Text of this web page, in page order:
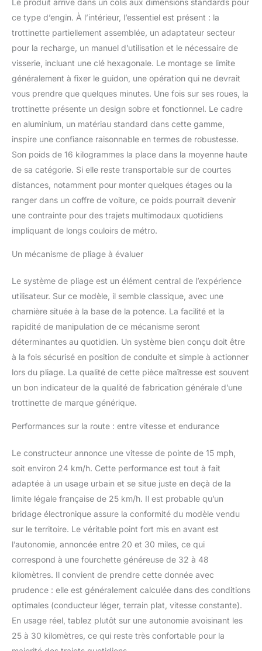
scooter électrique B16 F8
Pro convient aux adultes
et aux adolescents
jusqu'à 220lbs. Installez
rapidement les quelques
vis et votre vélo est prêt à
partir ! Parfait pour les
déplacements quotidiens
ou les petits trajets
【Gardez votre sécurité】
Les phares à allumage
permettent d'être visible la
nuit. Les feux arrière
clignotent lors du freinage
pour vous protéger des
freinage double (avec frein
à disque et système de
EABS) réponse 0.1S pour
trottinette electrique
adulte est équipé d'un
pneu arrière solide en nid
d'un pneu avant gonflable
pour assurer l'absorption
des chocs 【Écran LCD et
contrôle des
trottinette électrique pour
adulte peut clairement
le mode de vitesse, le
votre écran LED. Avec le
bluetooth connecté, vous
pouvez faire fonctionner
via l'APP orbital sports
(Vous pouvez télécharger
en recherchant "orbital
sports" dans le Google
verrouillage/déverrouillage,
la configuration de la
vitesse maximale
personnalisée, le
régulateur de vitesse, etc
trottinette électrique
Le produit arrive dans un colis aux dimensions standards pour
ce type d’engin. À l’intérieur, l’essentiel est présent : la
trottinette partiellement assemblée, un adaptateur secteur
pour la recharge, un manuel d’utilisation et le nécessaire de
visserie, incluant une clé hexagonale. Le montage se limite
généralement à fixer le guidon, une opération qui ne devrait
vous prendre que quelques minutes. Une fois sur ses roues, la
trottinette présente un design sobre et fonctionnel. Le cadre
en aluminium, un matériau standard dans cette gamme,
inspire une confiance raisonnable en termes de robustesse.
Son poids de 16 kilogrammes la place dans la moyenne haute
de sa catégorie. Si elle reste transportable sur de courtes
distances, notamment pour monter quelques étages ou la
ranger dans un coffre de voiture, ce poids pourrait devenir
une contrainte pour des trajets multimodaux quotidiens
impliquant de longs couloirs de métro.
Un mécanisme de pliage à évaluer
Le système de pliage est un élément central de l’expérience
utilisateur. Sur ce modèle, il semble classique, avec une
charnière située à la base de la potence. La facilité et la
rapidité de manipulation de ce mécanisme seront
déterminantes au quotidien. Un système bien conçu doit être
à la fois sécurisé en position de conduite et simple à actionner
lors du pliage. La qualité de cette pièce maîtresse est souvent
un bon indicateur de la qualité de fabrication générale d’une
trottinette de marque générique.
Performances sur la route : entre vitesse et endurance
Le constructeur annonce une vitesse de pointe de 15 mph,
soit environ 24 km/h. Cette performance est tout à fait
adaptée à un usage urbain et se situe juste en deçà de la
limite légale française de 25 km/h. Il est probable qu’un
bridage électronique assure la conformité du modèle vendu
sur le territoire. Le véritable point fort mis en avant est
l’autonomie, annoncée entre 20 et 30 miles, ce qui
correspond à une fourchette généreuse de 32 à 48
kilomètres. Il convient de prendre cette donnée avec
prudence : elle est généralement calculée dans des conditions
optimales (conducteur léger, terrain plat, vitesse constante).
En usage réel, tablez plutôt sur une autonomie avoisinant les
25 à 30 kilomètres, ce qui reste très confortable pour la